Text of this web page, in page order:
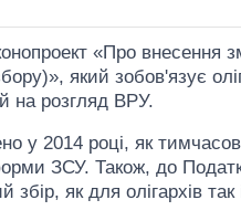
«Про внесення
який зобов'язує
на розгляд ВРУ.
у 2014 році, як
ЗСУ. Також, до
збір, як для олігархів